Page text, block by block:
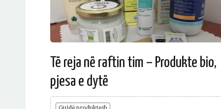
Të reja në raftin tim – Produkte bio,
pjesa e dytë